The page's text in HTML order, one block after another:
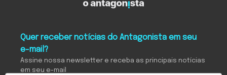
Quer receber notícias do Antagonista em seu
e-mail?
Assine nossa newsletter e receba as principais notícias
em seu e-mail